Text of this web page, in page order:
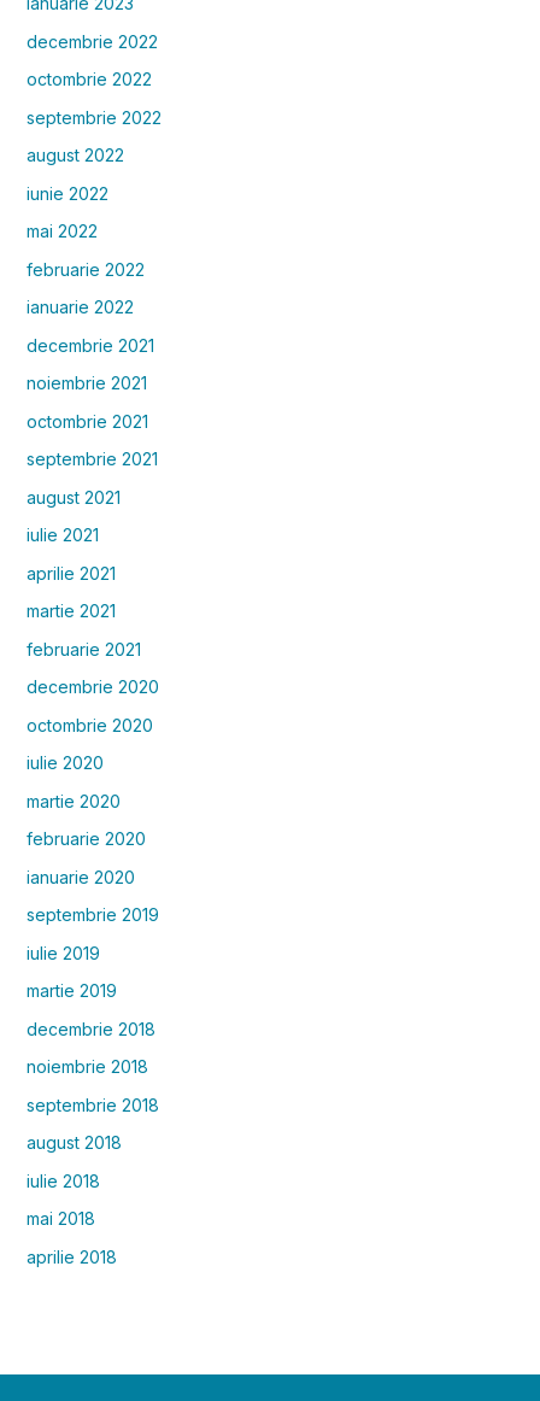
decembrie 2022
octombrie 2022
septembrie 2022
august 2022
iunie 2022
mai 2022
februarie 2022
ianuarie 2022
decembrie 2021
noiembrie 2021
octombrie 2021
septembrie 2021
august 2021
iulie 2021
aprilie 2021
martie 2021
februarie 2021
decembrie 2020
octombrie 2020
iulie 2020
martie 2020
februarie 2020
ianuarie 2020
septembrie 2019
iulie 2019
martie 2019
decembrie 2018
noiembrie 2018
septembrie 2018
august 2018
iulie 2018
mai 2018
aprilie 2018